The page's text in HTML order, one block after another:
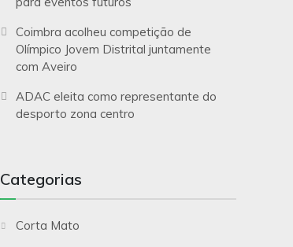
Coimbra acolheu competição de
Olímpico Jovem Distrital juntamente
com Aveiro
ADAC eleita como representante do
desporto zona centro
Categorias
Corta Mato